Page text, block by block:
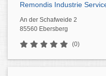
Remondis Industrie
An der Schafweide 2
85560 Ebersberg
(0)